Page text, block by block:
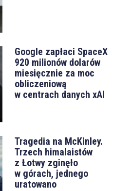
Google zapłaci SpaceX
920 milionów dolarów
miesięcznie za moc
obliczeniową
w centrach danych xAI
Tragedia na McKinley.
Trzech himalaistów
z Łotwy zginęło
w górach, jednego
uratowano